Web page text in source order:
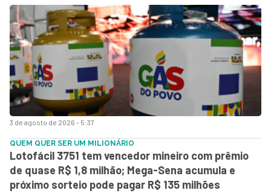
3 de agosto de 2026 - 5:37
QUEM QUER SER UM MILIONÁRIO
Lotofácil 3751 tem vencedor mineiro com prêmio
de quase R$ 1,8 milhão; Mega-Sena acumula e
próximo sorteio pode pagar R$ 135 milhões